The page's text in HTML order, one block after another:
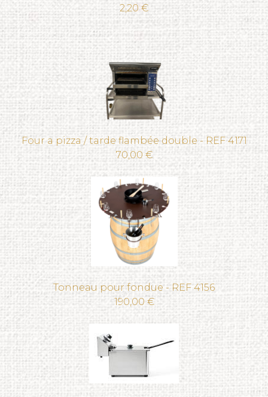
2,20 €
Four a pizza / tarde flambée double - REF 4171
70,00 €
Tonneau pour fondue - REF 4156
190,00 €